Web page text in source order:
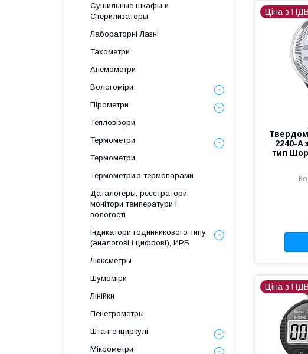
Ціна з ПДВ
2240-A
тип
Ціна з ПДВ
Сушильные шкафы и
Стерилизаторы
Лабораторні Лазні
Тахометри
Анемометри
Вологоміри
Пірометри
Тепловізори
Термометри
Термометри
Термометри з термопарами
Даталогеры, реєстратори,
монітори температури і
вологості
Індикатори годинникового типу
(аналогові і цифрові), ИРБ
Люксметры
Шумоміри
Лінійки
Пенетрометры
Штангенциркулі
Мікрометри